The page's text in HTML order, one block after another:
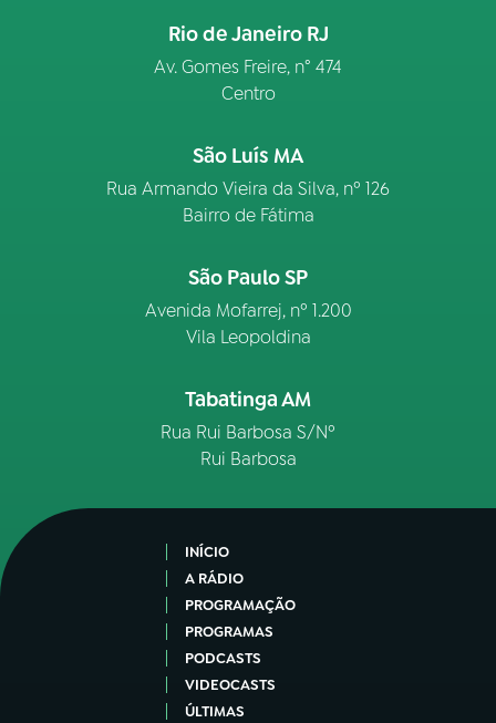
Rio de Janeiro RJ
Av. Gomes Freire, n° 474
Centro
São Luís MA
Rua Armando Vieira da Silva, nº 126
Bairro de Fátima
São Paulo SP
Avenida Mofarrej, nº 1.200
Vila Leopoldina
Tabatinga AM
Rua Rui Barbosa S/Nº
Rui Barbosa
INÍCIO
A RÁDIO
PROGRAMAÇÃO
PROGRAMAS
PODCASTS
VIDEOCASTS
ÚLTIMAS